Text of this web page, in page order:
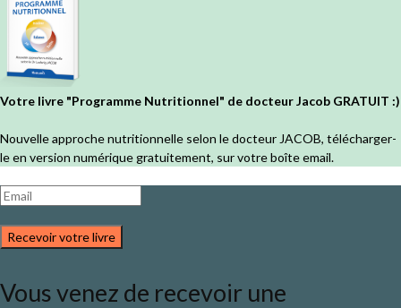
Votre livre "Programme Nutritionnel" de docteur Jacob GRATUIT :)
Nouvelle approche nutritionnelle selon le docteur JACOB, télécharger-
le en version numérique gratuitement, sur votre boîte email.
Recevoir votre livre
Vous venez de recevoir une